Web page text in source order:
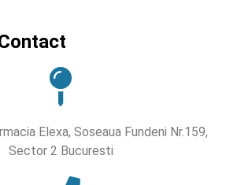
Elexa, Soseaua Fundeni Nr.159,
Sector 2 Bucuresti